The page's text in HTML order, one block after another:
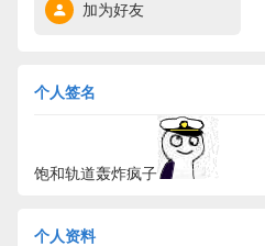
加为好友
个人签名
饱和轨道轰炸疯子
个人资料